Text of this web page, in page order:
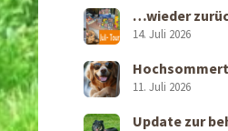
…wieder
14. Juli 2026
11. Juli 2026
Update zur